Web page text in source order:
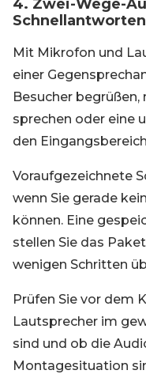
4. Zwei-Wege-
Schnellantworten
Mit Mikrofon und
einer
Besucher
sprechen oder eine
den
Voraufgezeichnete
wenn Sie gerade
können. Eine
stellen Sie das
wenigen Schritten
Prüfen Sie vor dem
Lautsprecher im
sind und ob die
Montagesituation